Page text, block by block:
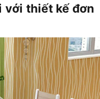
với thiết kế đơn